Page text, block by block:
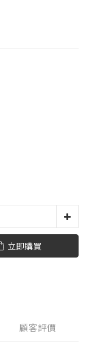
立即購買
顧客評價